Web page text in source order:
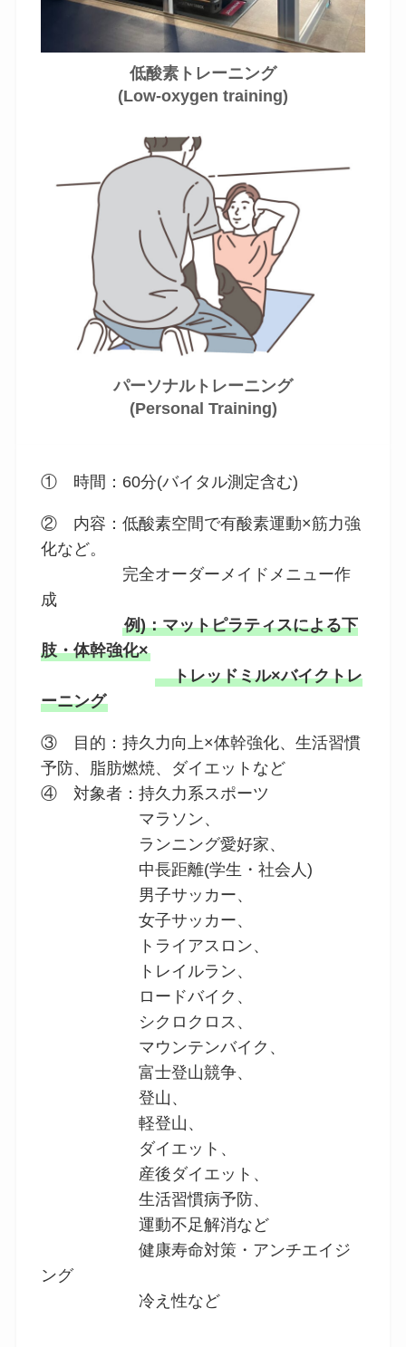
低酸素トレーニング
(Low-oxygen training)
パーソナルトレーニング
(Personal Training)
① 時間：60分(バイタル測定含む)
② 内容：低酸素空間で有酸素運動×筋力強
化など。
完全オーダーメイドメニュー作
成
例)：マットピラティスによる下
肢・体幹強化×
トレッドミル×バイクトレ
ーニング
③ 目的：持久力向上×体幹強化、生活習慣
予防、脂肪燃焼、ダイエットなど
④ 対象者：持久力系スポーツ
マラソン、
ランニング愛好家、
中長距離(学生・社会人)
男子サッカー、
女子サッカー、
トライアスロン、
トレイルラン、
ロードバイク、
シクロクロス、
マウンテンバイク、
富士登山競争、
登山、
軽登山、
ダイエット、
産後ダイエット、
生活習慣病予防、
運動不足解消など
健康寿命対策・アンチエイジ
ング
冷え性など